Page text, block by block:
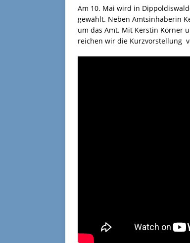
Am 10. Mai wird in
gewählt. Neben Amtsinhaberin
um das Amt. Mit Kerstin Körner
reichen wir die Kurzvorstellung